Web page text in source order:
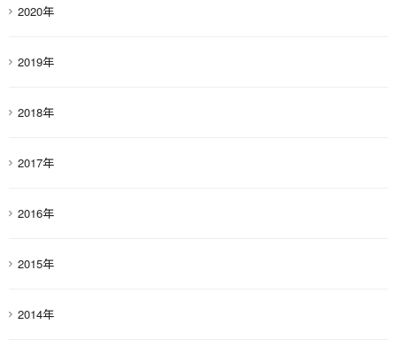
2020年
2019年
2018年
2017年
2016年
2015年
2014年